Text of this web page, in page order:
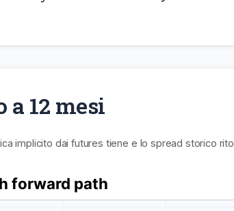
12 mesi
implicito dai futures tiene e lo spread storico